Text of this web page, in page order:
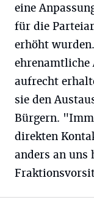
eine
für die
erhöht
ehrenamtliche
aufrecht
sie den
Bürgern.
direkten
anders an uns